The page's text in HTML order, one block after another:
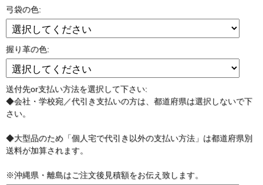
弓袋の色:
握り革の色:
送付先or支払い方法を選択して下さい:
◆会社・学校宛／代引き支払いの方は、都道府県は選択しないで下
さい。
◆大型品のため「個人宅で代引き以外の支払い方法」は都道府県別
送料が加算されます。
※沖縄県・離島はご注文後見積額をお伝え致します。